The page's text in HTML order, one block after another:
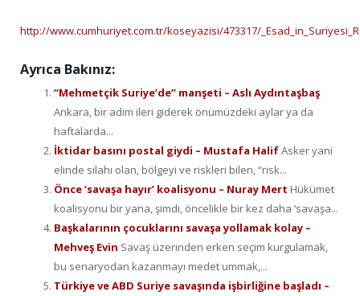
http://www.cumhuriyet.com.tr/koseyazisi/473317/
Ayrıca Bakınız:
“Mehmetçik Suriye’de” manşeti – Aslı Aydıntaşbaş
Ankara, bir adım ileri giderek önümüzdeki aylar ya da
haftalarda...
İktidar basını postal giydi – Mustafa HalifAsker yani
elinde silahı olan, bölgeyi ve riskleri bilen, “risk...
Önce ‘savaşa hayır’ koalisyonu – Nuray Mert Hükümet
koalisyonu bir yana, şimdi, öncelikle bir kez daha ‘savaşa...
Başkalarının çocuklarını savaşa yollamak kolay –
Mehveş Evin Savaş üzerinden erken seçim kurgulamak,
bu senaryodan kazanmayı medet ummak,...
Türkiye ve ABD Suriye savaşında işbirliğine başladı –